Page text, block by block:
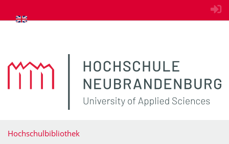
zum Inhalt springen
Hochschulbibliothek